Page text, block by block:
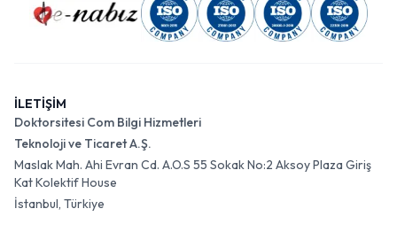
İLETİŞİM
Doktorsitesi Com Bilgi Hizmetleri
Teknoloji ve Ticaret A.Ş.
Maslak Mah. Ahi Evran Cd. A.O.S 55 Sokak No:2 Aksoy Plaza Giriş
Kat Kolektif House
İstanbul, Türkiye